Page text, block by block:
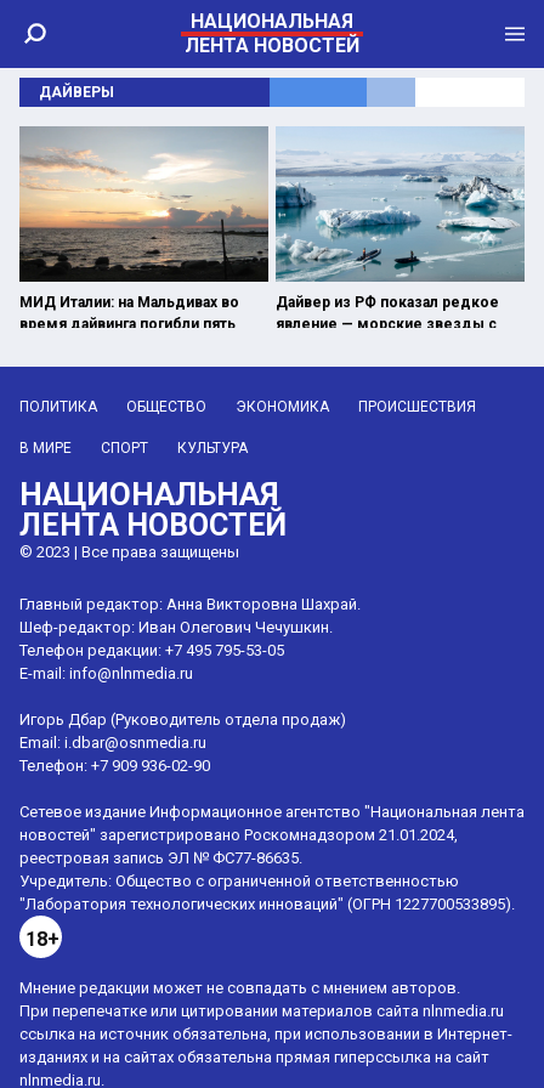
НАЦИОНАЛЬНАЯ
ЛЕНТА НОВОСТЕЙ
ДАЙВЕРЫ
МИД Италии: на Мальдивах во
время дайвинга погибли пять
Дайвер из РФ показал редкое
явление — морские звезды с
ПОЛИТИКА ОБЩЕСТВО ЭКОНОМИКА ПРОИСШЕСТВИЯ
В МИРЕ СПОРТ КУЛЬТУРА
НАЦИОНАЛЬНАЯ
ЛЕНТА НОВОСТЕЙ
© 2023 | Все права защищены
Главный редактор: Анна Викторовна Шахрай.
Шеф-редактор: Иван Олегович Чечушкин.
Телефон редакции: +7 495 795-53-05
E-mail: info@nlnmedia.ru
Игорь Дбар (Руководитель отдела продаж)
Email: i.dbar@osnmedia.ru
Телефон: +7 909 936-02-90
Сетевое издание Информационное агентство "Национальная лента
новостей" зарегистрировано Роскомнадзором 21.01.2024,
реестровая запись ЭЛ № ФС77-86635.
Учредитель: Общество с ограниченной ответственностью
"Лаборатория технологических инноваций" (ОГРН 1227700533895).
18+
Мнение редакции может не совпадать с мнением авторов.
При перепечатке или цитировании материалов сайта nlnmedia.ru
ссылка на источник обязательна, при использовании в Интернет-
изданиях и на сайтах обязательна прямая гиперссылка на сайт
nlnmedia.ru.